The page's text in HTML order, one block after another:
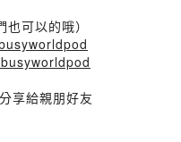
可以的哦）
享給親朋好友